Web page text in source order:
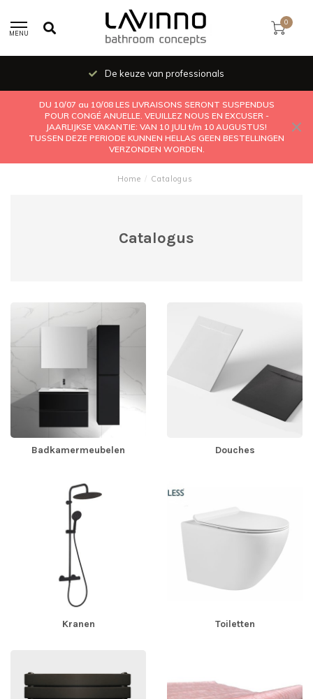
MENU
0
De keuze van professionals
DU 10/07 au 10/08 LES LIVRAISONS SERONT SUSPENDUS
POUR CONGÉ ANUELLE. VEUILLEZ NOUS EN EXCUSER -
JAARLIJKSE VAKANTIE: VAN 10 JULI t/m 10 AUGUSTUS!
TUSSEN DEZE PERIODE KUNNEN HELLAS GEEN BESTELLINGEN
VERZONDEN WORDEN.
Home / Catalogus
Catalogus
Badkamermeubelen Douches
Kranen Toiletten